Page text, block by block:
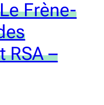
Frène-
RSA –